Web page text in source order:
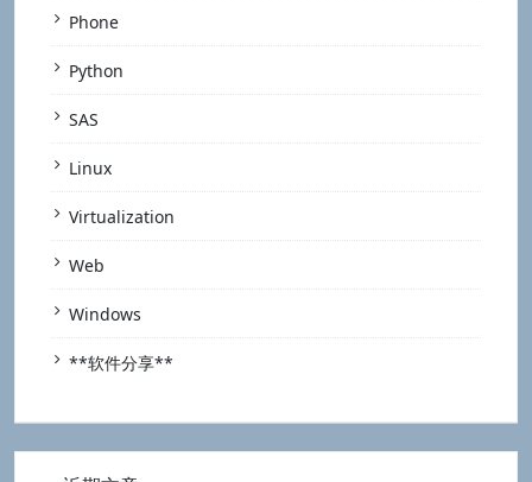
Phone
Python
SAS
Linux
Virtualization
Web
Windows
**软件分享**